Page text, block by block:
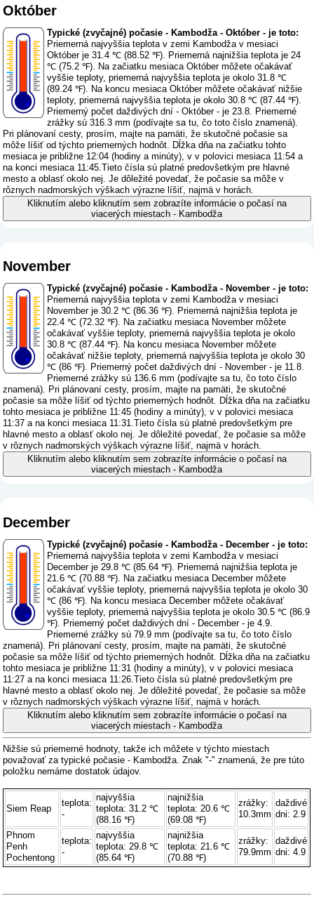
Október
Typické (zvyčajné) počasie - Kambodža - Október - je toto:
Priemerná najvyššia teplota v zemi Kambodža v mesiaci
Október je 31.4 ℃ (88.52 ℉). Priemerná najnižšia teplota je 24
℃ (75.2 ℉). Na začiatku mesiaca Október môžete očakávať
vyššie teploty, priemerná najvyššia teplota je okolo 31.8 ℃
(89.24 ℉). Na koncu mesiaca Október môžete očakávať nižšie
teploty, priemerná najvyššia teplota je okolo 30.8 ℃ (87.44 ℉).
Priemerný počet daždivých dní - Október - je 23.8. Priemerné
zrážky sú 316.3 mm (podívajte sa tu, čo toto číslo znamená).
Pri plánovaní cesty, prosím, majte na pamäti, že skutočné počasie sa
môže líšiť od týchto priemerných hodnôt. Dĺžka dňa na začiatku tohto
mesiaca je približne 12:04 (hodiny a minúty), v v polovici mesiaca 11:54 a
na konci mesiaca 11:45.Tieto čísla sú platné predovšetkým pre hlavné
mesto a oblasť okolo nej. Je dôležité povedať, že počasie sa môže v
rôznych nadmorských výškach výrazne líšiť, najmä v horách.
Kliknutím alebo kliknutím sem zobrazíte informácie o počasí na
viacerých miestach - Kambodža
November
Typické (zvyčajné) počasie - Kambodža - November - je toto:
Priemerná najvyššia teplota v zemi Kambodža v mesiaci
November je 30.2 ℃ (86.36 ℉). Priemerná najnižšia teplota je
22.4 ℃ (72.32 ℉). Na začiatku mesiaca November môžete
očakávať vyššie teploty, priemerná najvyššia teplota je okolo
30.8 ℃ (87.44 ℉). Na koncu mesiaca November môžete
očakávať nižšie teploty, priemerná najvyššia teplota je okolo 30
℃ (86 ℉). Priemerný počet daždivých dní - November - je 11.8.
Priemerné zrážky sú 136.6 mm (podívajte sa tu, čo toto číslo
znamená). Pri plánovaní cesty, prosím, majte na pamäti, že skutočné
počasie sa môže líšiť od týchto priemerných hodnôt. Dĺžka dňa na začiatku
tohto mesiaca je približne 11:45 (hodiny a minúty), v v polovici mesiaca
11:37 a na konci mesiaca 11:31.Tieto čísla sú platné predovšetkým pre
hlavné mesto a oblasť okolo nej. Je dôležité povedať, že počasie sa môže
v rôznych nadmorských výškach výrazne líšiť, najmä v horách.
Kliknutím alebo kliknutím sem zobrazíte informácie o počasí na
viacerých miestach - Kambodža
December
Typické (zvyčajné) počasie - Kambodža - December - je toto:
Priemerná najvyššia teplota v zemi Kambodža v mesiaci
December je 29.8 ℃ (85.64 ℉). Priemerná najnižšia teplota je
21.6 ℃ (70.88 ℉). Na začiatku mesiaca December môžete
očakávať vyššie teploty, priemerná najvyššia teplota je okolo 30
℃ (86 ℉). Na koncu mesiaca December môžete očakávať
vyššie teploty, priemerná najvyššia teplota je okolo 30.5 ℃ (86.9
℉). Priemerný počet daždivých dní - December - je 4.9.
Priemerné zrážky sú 79.9 mm (podívajte sa tu, čo toto číslo
znamená). Pri plánovaní cesty, prosím, majte na pamäti, že skutočné
počasie sa môže líšiť od týchto priemerných hodnôt. Dĺžka dňa na začiatku
tohto mesiaca je približne 11:31 (hodiny a minúty), v v polovici mesiaca
11:27 a na konci mesiaca 11:26.Tieto čísla sú platné predovšetkým pre
hlavné mesto a oblasť okolo nej. Je dôležité povedať, že počasie sa môže
v rôznych nadmorských výškach výrazne líšiť, najmä v horách.
Kliknutím alebo kliknutím sem zobrazíte informácie o počasí na
viacerých miestach - Kambodža
Nižšie sú priemerné hodnoty, takže ich môžete v týchto miestach
považovať za typické počasie - Kambodža. Znak "-" znamená, že pre túto
položku nemáme dostatok údajov.
Siem Reap
teplota:
-
najvyššia
teplota: 31.2 ℃
(88.16 ℉)
najnižšia
teplota: 20.6 ℃
(69.08 ℉)
zrážky:
10.3mm
daždivé
dni: 2.9
Phnom
Penh
Pochentong
teplota:
-
najvyššia
teplota: 29.8 ℃
(85.64 ℉)
najnižšia
teplota: 21.6 ℃
(70.88 ℉)
zrážky:
79.9mm
daždivé
dni: 4.9